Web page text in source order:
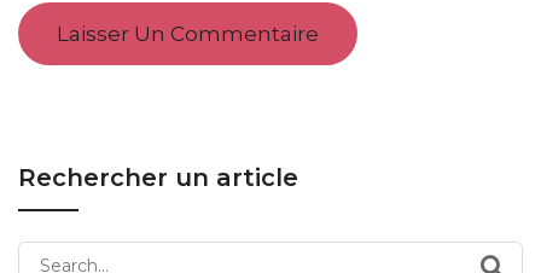
Rechercher un article
Search